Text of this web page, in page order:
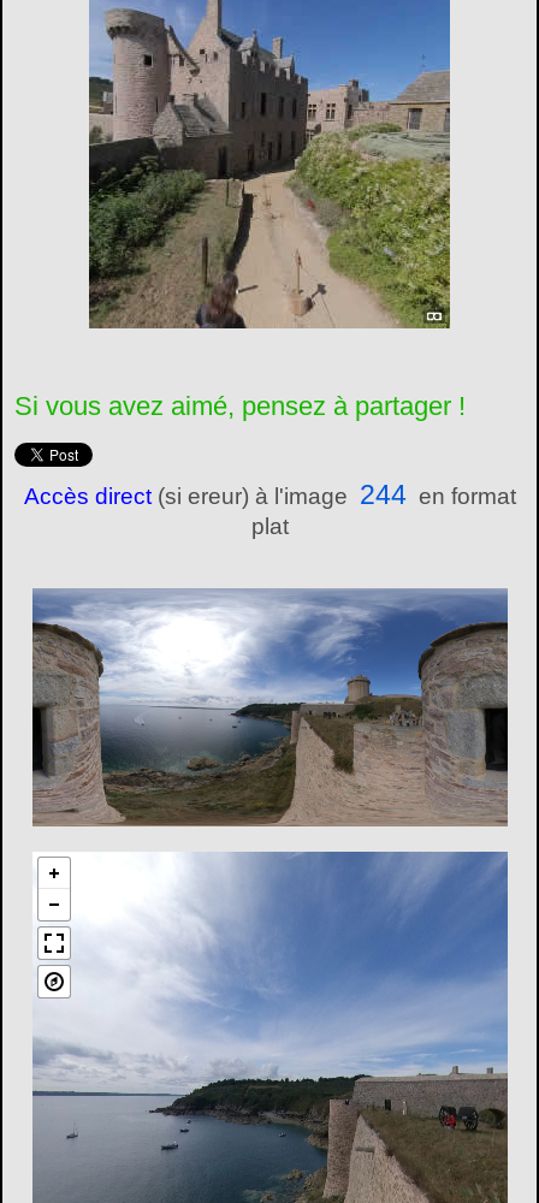
Si vous avez aimé, pensez à partager !
Accès direct(si ereur) à l'image 244 en format
plat